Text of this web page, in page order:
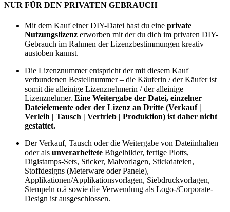
NUR FÜR DEN PRIVATEN GEBRAUCH
Mit dem Kauf einer DIY-Datei hast du eine private
Nutzungslizenz erworben mit der du dich im privaten DIY-
Gebrauch im Rahmen der Lizenzbestimmungen kreativ
austoben kannst.
Die Lizenznummer entspricht der mit diesem Kauf
verbundenen Bestellnummer – die Käuferin / der Käufer ist
somit die alleinige Lizenznehmerin / der alleinige
Lizenznehmer. Eine Weitergabe der Datei, einzelner
Dateielemente oder der Lizenz an Dritte (Verkauf |
Verleih | Tausch | Vertrieb | Produktion) ist daher nicht
gestattet.
Der Verkauf, Tausch oder die Weitergabe von Dateiinhalten
oder als unverarbeitete Bügelbilder, fertige Plotts,
Digistamps-Sets, Sticker, Malvorlagen, Stickdateien,
Stoffdesigns (Meterware oder Panele),
Applikationen/Applikationsvorlagen, Siebdruckvorlagen,
Stempeln o.ä sowie die Verwendung als Logo-/Corporate-
Design ist ausgeschlossen.